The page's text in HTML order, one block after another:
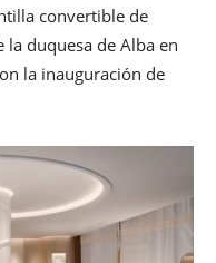
convertible de
la duquesa de Alba en
la inauguración de